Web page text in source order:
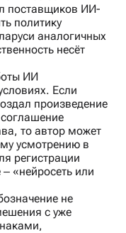
поставщиков ИИ-
политику
аналогичных
несёт
ИИ
Если
произведение
то автор может
усмотрению в
регистрации
«нейросеть или
не
с уже